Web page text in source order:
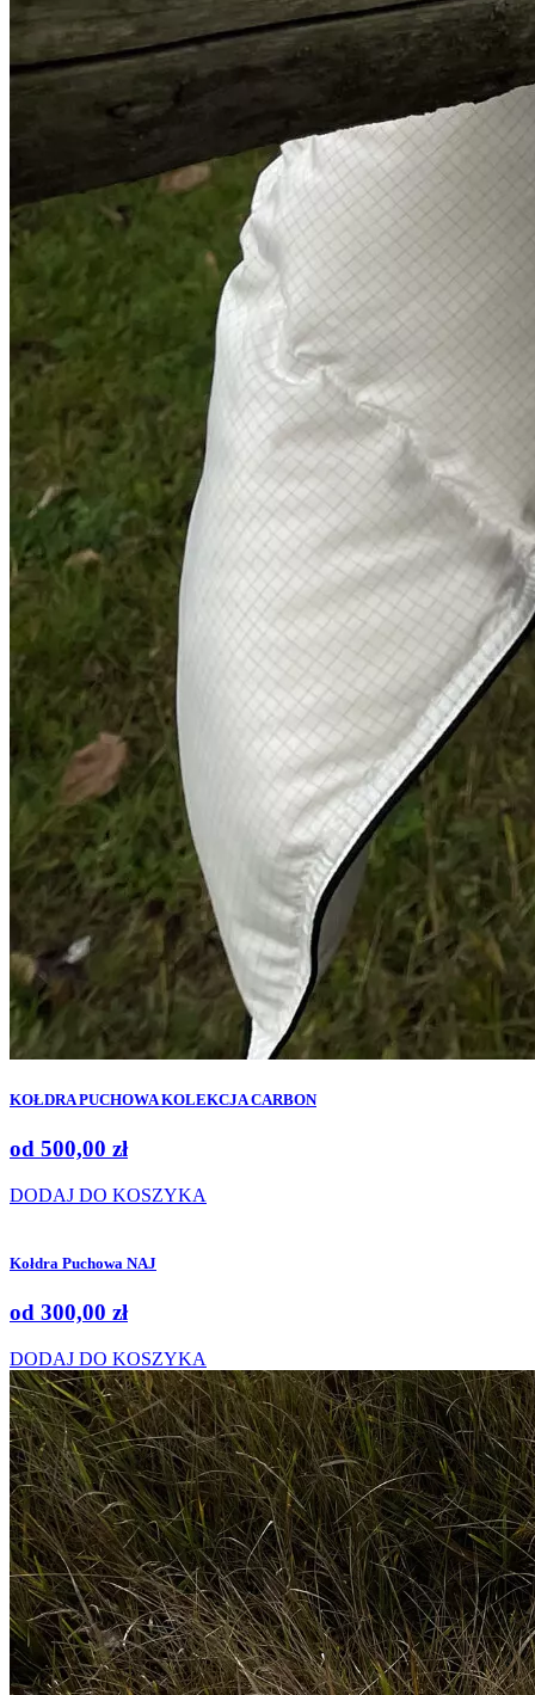
KOŁDRA PUCHOWA KOLEKCJA CARBON
od 500,00 zł
DODAJ DO KOSZYKA
Kołdra Puchowa NAJ
od 300,00 zł
DODAJ DO KOSZYKA